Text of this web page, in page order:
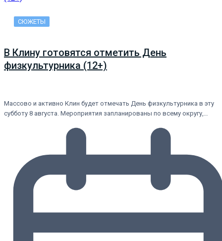
СЮЖЕТЫ
В Клину готовятся отметить День
физкультурника (12+)
Массово и активно Клин будет отмечать День физкультурника в эту
субботу 8 августа. Мероприятия запланированы по всему округу,…